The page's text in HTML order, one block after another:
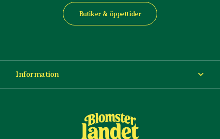
Butiker & öppettider
Information
Köp- och leveransvillkor